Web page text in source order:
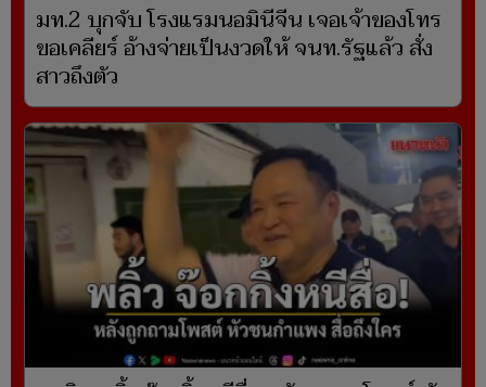
มท.2 บุกจับ โรงแรมนอมินีจีน เจอเจ้าของโทร
ขอเคลียร์ อ้างจ่ายเป็นงวดให้ จนท.รัฐแล้ว สั่ง
สาวถึงตัว